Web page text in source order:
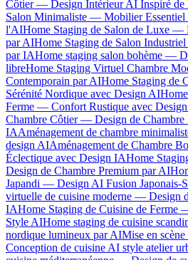
Côtier — Design Intérieur AI Inspiré de
Salon Minimaliste — Mobilier Essentiel
l'AIHome Staging de Salon de Luxe —
par AIHome Staging de Salon
par IAHome staging salon bohème —
libreHome Staging Virtuel Chambre
Contemporain par AIHome Staging de
Sérénité Nordique avec Design AI
Ferme — Confort Rustique avec
Chambre Côtier — Design de Chambre
IAAménagement de chambre
design AIAménagement de Chambre
Éclectique avec Design IAHome
Design de Chambre Premium par AI
Japandi — Design AI Fusion Japonais-
virtuelle de cuisine moderne — Design
IAHome Staging de Cuisine de Ferme
Style AIHome staging de cuisine
nordique lumineux par AIMise en
Conception de cuisine AI style atelier